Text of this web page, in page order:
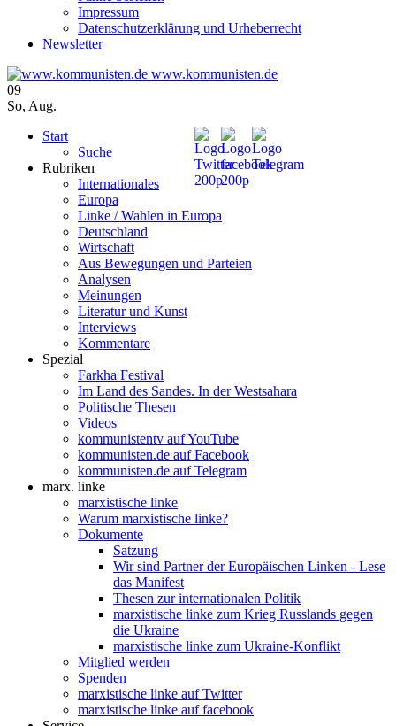
Impressum
Datenschutzerklärung und Urheberrecht
Newsletter
www.kommunisten.de
09
So, Aug.
Start
Suche
Rubriken
Internationales
Europa
Linke / Wahlen in Europa
Deutschland
Wirtschaft
Aus Bewegungen und Parteien
Analysen
Meinungen
Literatur und Kunst
Interviews
Kommentare
Spezial
Farkha Festival
Im Land des Sandes. In der Westsahara
Politische Thesen
Videos
kommunistentv auf YouTube
kommunisten.de auf Facebook
kommunisten.de auf Telegram
marx. linke
marxistische linke
Warum marxistische linke?
Dokumente
Satzung
Wir sind Partner der Europäischen Linken - Lese
das Manifest
Thesen zur internationalen Politik
marxistische linke zum Krieg Russlands gegen
die Ukraine
marxistische linke zum Ukraine-Konflikt
Mitglied werden
Spenden
marxistische linke auf Twitter
marxistische linke auf facebook